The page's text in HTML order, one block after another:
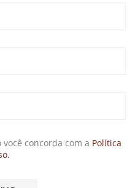
concorda com a Política